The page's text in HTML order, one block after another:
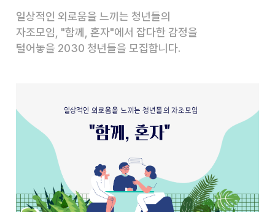
일상적인 외로움을 느끼는 청년들의
자조모임, "함께, 혼자"에서 잡다한 감정을
털어놓을​ 2030 청년들을 모집합니다.